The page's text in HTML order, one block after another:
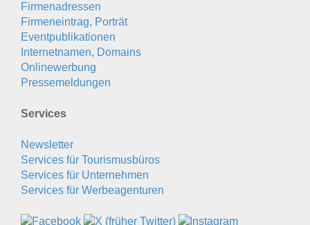
Firmenadressen
Firmeneintrag, Porträt
Eventpublikationen
Internetnamen, Domains
Onlinewerbung
Pressemeldungen
Services
Newsletter
Services für Tourismusbüros
Services für Unternehmen
Services für Werbeagenturen